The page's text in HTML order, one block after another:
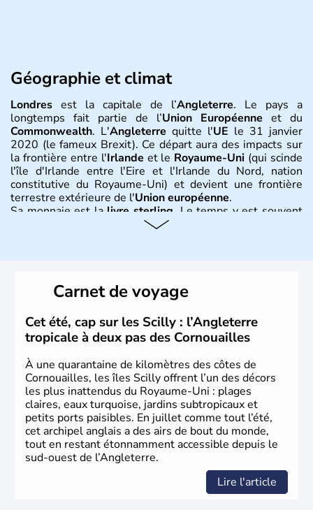
Géographie et climat
Londres est la capitale de l’Angleterre. Le pays a
longtemps fait partie de l’Union Européenne et du
Commonwealth. L'Angleterre quitte l'UE le 31 janvier
2020 (le fameux Brexit). Ce départ aura des impacts sur
la frontière entre l'Irlande et le Royaume-Uni (qui scinde
l'île d'Irlande entre l'Eire et l'Irlande du Nord, nation
constitutive du Royaume-Uni) et devient une frontière
terrestre extérieure de l'Union européenne.
Sa monnaie est lalivre sterling . Le temps y est souvent
instable avec de nombreuses précipitations : il s’agit d’un
Histoire et administration
L'Angleterre est l’une des quatre nations constitutives du
Royaume-Uni. Elle est peuplée de plus de 50 millions
d’habitants, les Anglais, et constitue à elle seule, près de
84% de la population de l’ensemble. Le pays s’est créé au
Xème siècle et tient son nom desAngles
germanique installé sur ces terres. Première démocratie
parlementaire au monde, elle doit son développement à
l’essor industriel du XIXème siècle.
Carnet de voyage
Cet été, cap sur les Scilly : l’Angleterre
tropicale à deux pas des Cornouailles
À une quarantaine de kilomètres des côtes de
Cornouailles, les îles Scilly offrent l’un des décors
les plus inattendus du Royaume-Uni : plages
claires, eaux turquoise, jardins subtropicaux et
petits ports paisibles. En juillet comme tout l’été,
cet archipel anglais a des airs de bout du monde,
tout en restant étonnamment accessible depuis le
sud-ouest de l’Angleterre.
Lire l'article